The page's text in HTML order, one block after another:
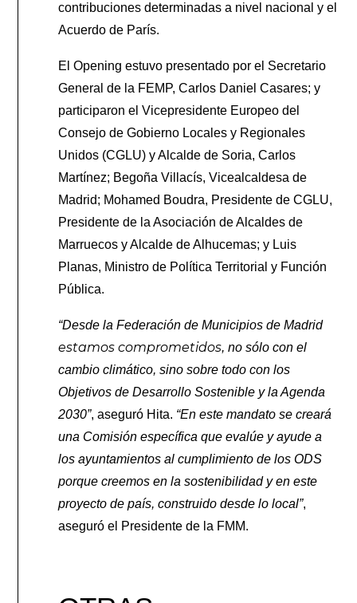
contribuciones determinadas a nivel nacional y el
Acuerdo de París.
El Opening estuvo presentado por el Secretario
General de la FEMP, Carlos Daniel Casares; y
participaron el Vicepresidente Europeo del
Consejo de Gobierno Locales y Regionales
Unidos (CGLU) y Alcalde de Soria, Carlos
Martínez; Begoña Villacís, Vicealcaldesa de
Madrid; Mohamed Boudra, Presidente de CGLU,
Presidente de la Asociación de Alcaldes de
Marruecos y Alcalde de Alhucemas; y Luis
Planas, Ministro de Política Territorial y Función
Pública.
“Desde la Federación de Municipios de Madrid
estamos comprometidos, no sólo con el
cambio climático, sino sobre todo con los
Objetivos de Desarrollo Sostenible y la Agenda
2030”, aseguró Hita. “En este mandato se creará
una Comisión específica que evalúe y ayude a
los ayuntamientos al cumplimiento de los ODS
porque creemos en la sostenibilidad y en este
proyecto de país, construido desde lo local”,
aseguró el Presidente de la FMM.